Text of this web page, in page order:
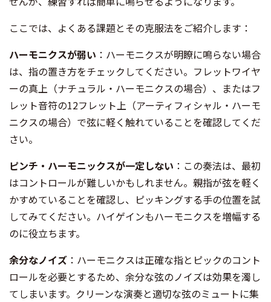
ここでは、よくある課題とその克服法をご紹介します：
ハーモニクスが弱い ：ハーモニクスが明瞭に鳴らない場合
は、指の置き方をチェックしてください。フレットワイヤ
ーの真上（ナチュラル・ハーモニクスの場合）、またはフ
レット音符の12フレット上（アーティフィシャル・ハーモ
ニクスの場合）で弦に軽く触れていることを確認してくだ
さい。
ピンチ・ハーモニックスが一定しない ：この奏法は、最初
はコントロールが難しいかもしれません。親指が弦を軽く
かすめていることを確認し、ピッキングする手の位置を試
してみてください。ハイゲインもハーモニクスを増幅する
のに役立ちます。
余分なノイズ ：ハーモニクスは正確な指とピックのコント
ロールを必要とするため、余分な弦のノイズは効果を濁し
てしまいます。クリーンな演奏と適切な弦のミュートに集